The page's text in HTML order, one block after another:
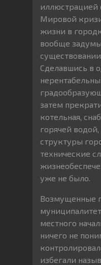
иллюстрацией
Мировой
жизни в
вообще
Сделавшись в
затем
котельная,
горячей
структуры
технические
уже не было.
Возмущенные
местного
ничего не
избегали